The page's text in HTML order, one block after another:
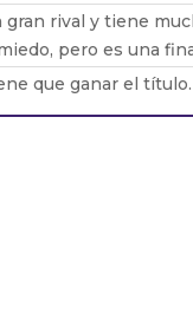
gran rival y tiene
pero es una
que ganar el título.
dé”
para disfrutar. Lo